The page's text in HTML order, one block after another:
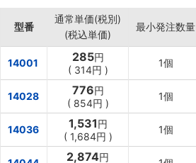
・長さ測定、線引き、ケガキ作業に。
型番
通常単価(税別)
(税込単価)
最小発注数量
14001 285円
( 314円 )
1個
14028 776円
( 854円 )
1個
14036 1,531円
( 1,684円 )
1個
2,874円